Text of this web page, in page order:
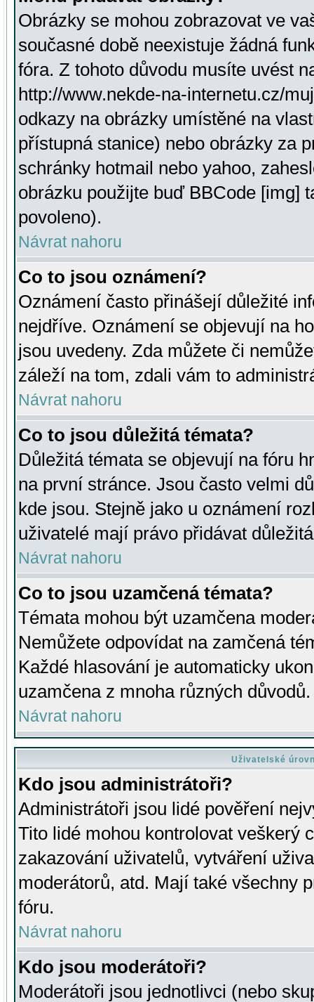
Obrázky se mohou zobrazovat ve
současné době neexistuje žádná
fóra. Z tohoto důvodu musíte uvést
http://www.nekde-na-internetu.cz/
odkazy na obrázky umístěné na
přístupná stanice) nebo obrázky za
schránky hotmail nebo yahoo,
obrázku použijte buď BBCode [img]
povoleno).
Návrat nahoru
Co to jsou oznámení?
Oznámení často přinášejí důležité
nejdříve. Oznámení se objevují na
jsou uvedeny. Zda můžete či
záleží na tom, zdali vám to
Návrat nahoru
Co to jsou důležitá témata?
Důležitá témata se objevují na fóru
na první stránce. Jsou často velmi
kde jsou. Stejně jako u oznámení
uživatelé mají právo přidávat
Návrat nahoru
Co to jsou uzamčená témata?
Témata mohou být uzamčena
Nemůžete odpovídat na zamčená
Každé hlasování je automaticky
uzamčena z mnoha různých důvodů.
Návrat nahoru
Uživatelské
Kdo jsou administrátoři?
Administrátoři jsou lidé pověření
Tito lidé mohou kontrolovat veškerý
zakazování uživatelů, vytváření
moderátorů, atd. Mají také všechny
fóru.
Návrat nahoru
Kdo jsou moderátoři?
Moderátoři jsou jednotlivci (nebo